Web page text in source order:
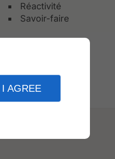
I AGREE
Réactivité
Savoir-faire